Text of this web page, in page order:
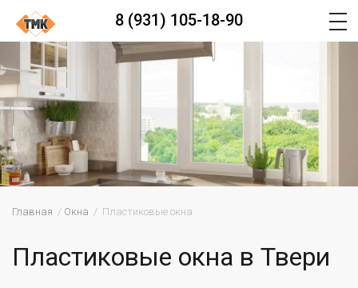
8 (931) 105-18-90
Главная Окна Пластиковые окна
Пластиковые окна в Твери